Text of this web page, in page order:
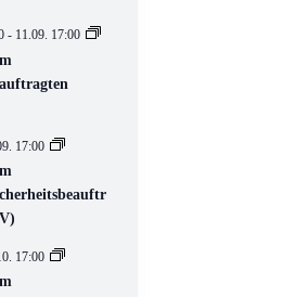
- 11.09. 17:00
17:00
17:00